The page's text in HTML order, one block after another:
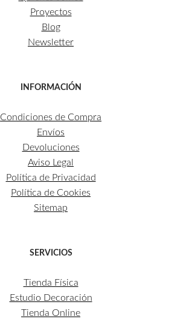
Proyectos
Blog
Newsletter
INFORMACIÓN
Condiciones de Compra
Envíos
Devoluciones
Aviso Legal
Política de Privacidad
Política de Cookies
Sitemap
SERVICIOS
Tienda Física
Estudio Decoración
Tienda Online